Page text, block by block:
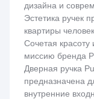
дизайна и
Эстетика ручек
квартиры
Сочетая красоту
миссию бренда
Дверная ручка
предназначена
внутренние